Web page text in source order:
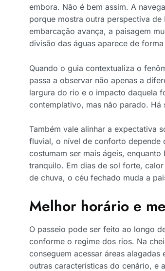
embora. Não é bem assim. A
porque mostra outra perspectiva
embarcação avança, a paisagem
divisão das águas aparece de
Quando o guia contextualiza o
passa a observar não apenas a
largura do rio e o impacto daquela
contemplativo, mas não parado.
Também vale alinhar a expectativa
fluvial, o nível de conforto depende
costumam ser mais ágeis,
tranquilo. Em dias de sol forte,
de chuva, o céu fechado muda a
Melhor horário e
O passeio pode ser feito ao longo
conforme o regime dos rios. Na
conseguem acessar áreas
outras características do cenário, e